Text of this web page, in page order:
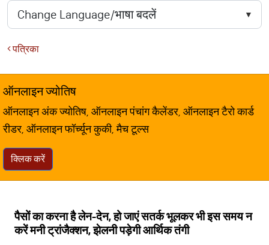
पत्रिका
ऑनलाइन ज्योतिष
ऑनलाइन अंक ज्योतिष, ऑनलाइन पंचांग कैलेंडर, ऑनलाइन टैरो कार्ड
रीडर, ऑनलाइन फॉर्च्यून कुकी, मैच टूल्स
क्लिक करें
पैसों का करना है लेन-देन, हो जाएं सतर्क भूलकर भी इस समय न
करें मनी ट्रांजैक्शन, झेलनी पड़ेगी आर्थिक तंगी